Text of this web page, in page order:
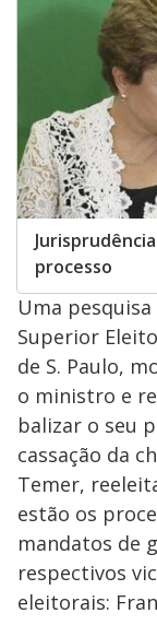
processo
Uma
Superior
de S. Paulo,
o ministro e
balizar o seu
cassação da
Temer,
estão os
mandatos de
respectivos
eleitorais: